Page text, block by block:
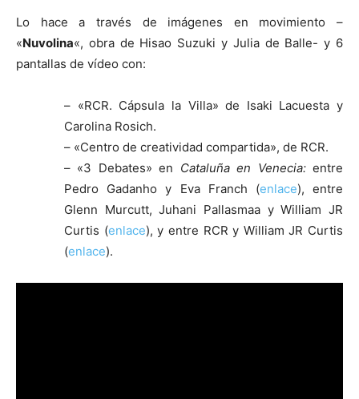
Lo hace a través de imágenes en movimiento –
«Nuvolina«, obra de Hisao Suzuki y Julia de Balle- y 6
pantallas de vídeo con:
– «RCR. Cápsula la Villa» de Isaki Lacuesta y
Carolina Rosich.
– «Centro de creatividad compartida», de RCR.
– «3 Debates» en Cataluña en Venecia:entre
Pedro Gadanho y Eva Franch (enlace), entre
Glenn Murcutt, Juhani Pallasmaa y William JR
Curtis (enlace), y entre RCR y William JR Curtis
(enlace).